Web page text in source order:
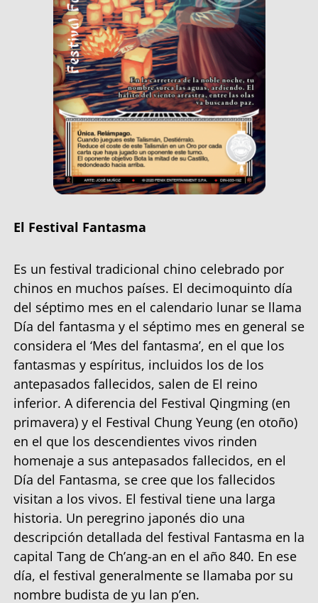
El Festival Fantasma
Es un festival tradicional chino celebrado por
chinos en muchos países. El decimoquinto día
del séptimo mes en el calendario lunar se llama
Día del fantasma y el séptimo mes en general se
considera el ‘Mes del fantasma’, en el que los
fantasmas y espíritus, incluidos los de los
antepasados ​​fallecidos, salen de El reino
inferior. A diferencia del Festival Qingming (en
primavera) y el Festival Chung Yeung (en otoño)
en el que los descendientes vivos rinden
homenaje a sus antepasados ​​fallecidos, en el
Día del Fantasma, se cree que los fallecidos
visitan a los vivos. El festival tiene una larga
historia. Un peregrino japonés dio una
descripción detallada del festival Fantasma en la
capital Tang de Ch’ang-an en el año 840. En ese
día, el festival generalmente se llamaba por su
nombre budista de yu lan p’en.